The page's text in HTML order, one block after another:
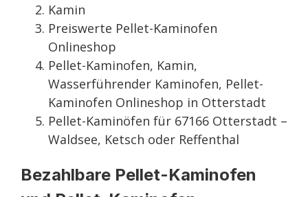
Kamin
Preiswerte Pellet-Kaminofen
Onlineshop
Pellet-Kaminofen, Kamin,
Wasserführender Kaminofen, Pellet-
Kaminofen Onlineshop in Otterstadt
Pellet-Kaminöfen für 67166 Otterstadt –
Waldsee, Ketsch oder Reffenthal
Bezahlbare Pellet-Kaminofen